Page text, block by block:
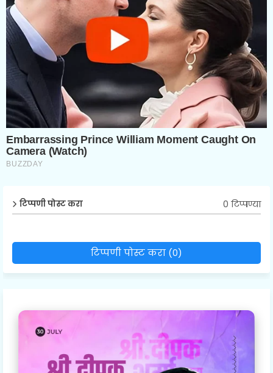
टिप्पणी पोस्ट करा 0 टिप्पण्या
टिप्पणी पोस्ट करा (0)